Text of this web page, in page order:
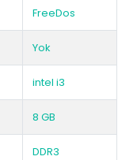
FreeDos
Yok
intel i3
8 GB
DDR3